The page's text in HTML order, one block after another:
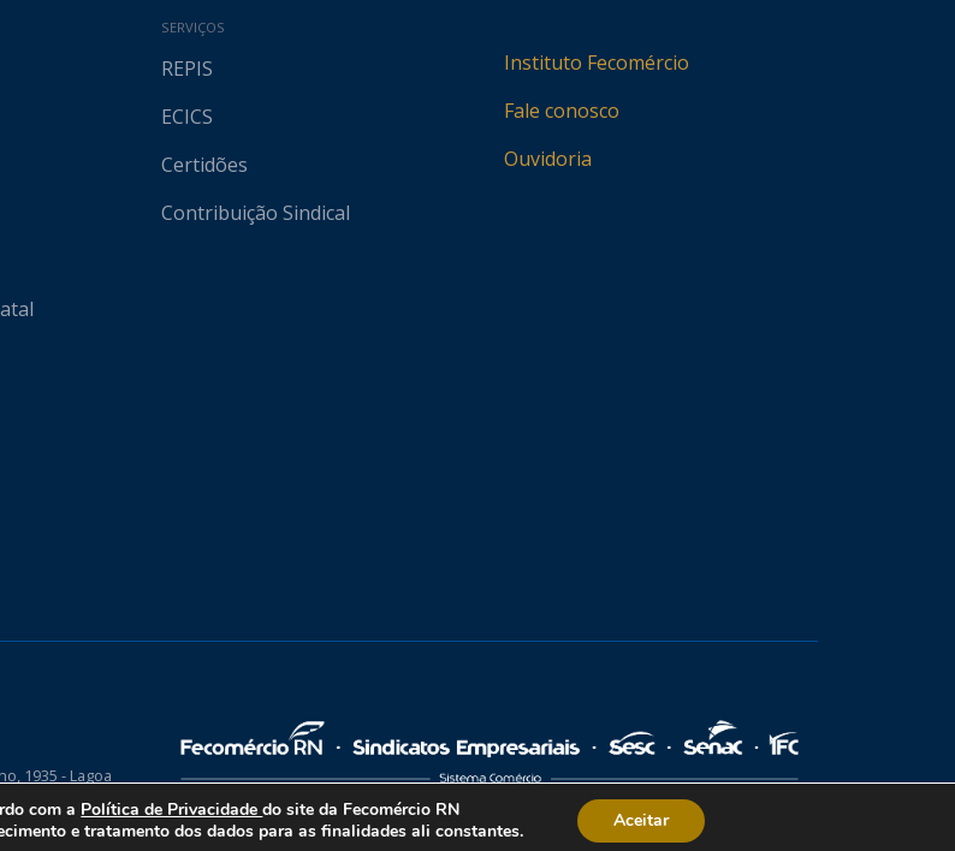
SERVIÇOS
REPIS
ECICS
Certidões
Contribuição Sindical
Instituto Fecomércio
Fale conosco
Ouvidoria
1935 - Lagoa
com a Política de Privacidadedo site da Fecomércio RN
e tratamento dos dados para as finalidades ali constantes.
Aceitar